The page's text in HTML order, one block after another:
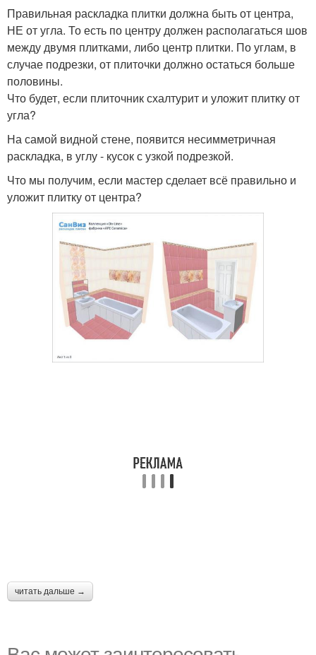
Правильная раскладка плитки должна быть от центра,
НЕ от угла. То есть по центру должен располагаться шов
между двумя плитками, либо центр плитки. По углам, в
случае подрезки, от плиточки должно остаться больше
половины.
Что будет, если плиточник схалтурит и уложит плитку от
угла?
На самой видной стене, появится несимметричная
раскладка, в углу - кусок с узкой подрезкой.
Что мы получим, если мастер сделает всё правильно и
уложит плитку от центра?
читать дальше →